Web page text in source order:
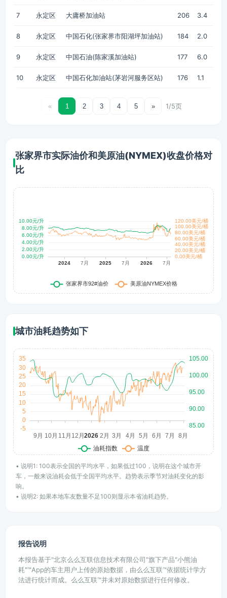
7 永定区 大庸桥加油站 206 3.4
8 永定区 中国石化(张家界市阳湖坪加油站) 184 2.0
9 永定区 中国石油(陈家溪加油站) 177 6.0
10 永定区 中国石化加油站(茅岩河服务区站) 176 1.1
« 1 2 3 4 5 » 1/5页
张家界市实际油价和美原油(NYMEX)收盘价格对
比
城市油耗趋势如下
• 说明1: 100表示全国的平均水平，如果低过100，说明在这个城市开
车，一般来说油耗会低于全国平均水平。趋势表示季节对油耗变化的影
响。
• 说明2: 如果本地车友数量不足100则显示本省油耗趋势。
报告说明
本报告基于"北京么么互联信息技术有限公司"旗下产品"小熊油
耗"™App的车主用户上传的原始数据，由么么互联™依据统计学方
法进行统计而成。么么互联™并未对原始数据进行任何修改。